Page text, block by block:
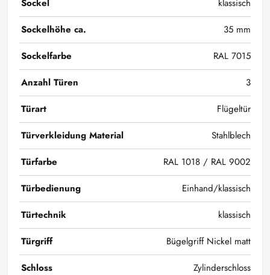
Sockel
klassisch
Sockelhöhe ca.
35 mm
Sockelfarbe
RAL 7015
Anzahl Türen
3
Türart
Flügeltür
Türverkleidung Material
Stahlblech
Türfarbe
RAL 1018 / RAL 9002
Türbedienung
Einhand/klassisch
Türtechnik
klassisch
Türgriff
Bügelgriff Nickel matt
Schloss
Zylinderschloss